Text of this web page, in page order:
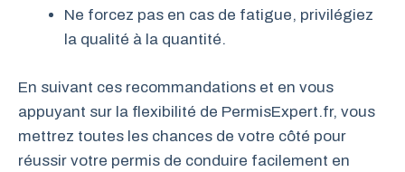
Ne forcez pas en cas de fatigue, privilégiez
la qualité à la quantité.
En suivant ces recommandations et en vous
appuyant sur la flexibilité de PermisExpert.fr, vous
mettrez toutes les chances de votre côté pour
réussir votre permis de conduire facilement en